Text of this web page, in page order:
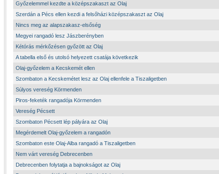
Győzelemmel kezdte a középszakaszt az Olaj
Szerdán a Pécs ellen kezdi a felsőházi középszakaszt az Olaj
Nincs meg az alapszakasz-elsőség
Megyei rangadó lesz Jászberényben
Kétórás mérkőzésen győzött az Olaj
A tabella első és utolsó helyezett csatája következik
Olaj-győzelem a Kecskemét ellen
Szombaton a Kecskemétet lesz az Olaj ellenfele a Tiszaligetben
Súlyos vereség Körmenden
Piros-feketék rangadója Körmenden
Vereség Pécsett
Szombaton Pécsett lép pályára az Olaj
Megérdemelt Olaj-győzelem a rangadón
Szombaton este Olaj-Alba rangadó a Tiszaligetben
Nem várt vereség Debrecenben
Debrecenben folytatja a bajnokságot az Olaj